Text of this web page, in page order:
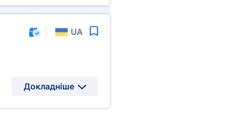
UA
Докладніше